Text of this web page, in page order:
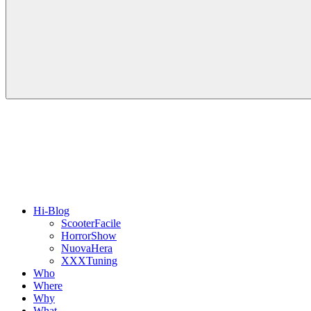
Hi-Blog
ScooterFacile
HorrorShow
NuovaHera
XXXTuning
Who
Where
Why